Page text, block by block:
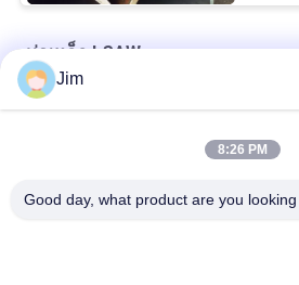
ท่อเหล็ก LSAW
การส่งน้ํามัน ท่อเหล็กคาร์บอนไร้สาย Api 5l
DN500mm X52 28 นิ้ว 15.88MM LSAW ท่
DN1200 มิลลิเมตร 42 นิ้ว St52 LSAW ท่อ
Jim
8:26 PM
Good day, what product are you